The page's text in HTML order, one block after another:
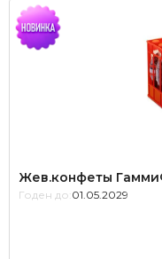
Жев.конфеты
Годен до: 01.05.2029